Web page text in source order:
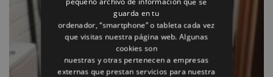
guarda en tu
ordenador, “smartphone” o tableta cada vez
que visitas nuestra página web. Algunas
cookies son
nuestras y otras pertenecen a empresas
externas que prestan servicios para nuestra